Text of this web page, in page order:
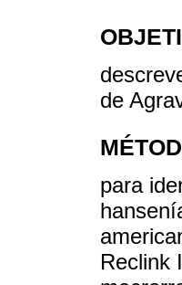
de
para
Reclink